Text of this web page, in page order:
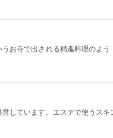
お寺で出される精進料理のよう
しています。エステで使うスキ